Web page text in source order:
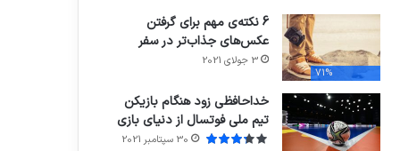
71%
6 نکته‌ی مهم برای گرفتن
عکس‌های جذاب‌تر در سفر
3 جولای 2021
خداحافظی زود هنگام بازیکن
تیم ملی فوتسال از دنیای بازی
30 سپتامبر 2021